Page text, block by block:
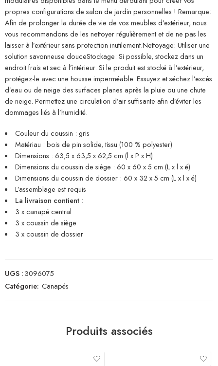
propres configurations de salon de jardin personnelles ! Remarque:
Afin de prolonger la durée de vie de vos meubles d’extérieur, nous
vous recommandons de les nettoyer régulièrement et de ne pas les
laisser à l’extérieur sans protection inutilement.Nettoyage: Utiliser une
solution savonneuse douceStockage: Si possible, stockez dans un
endroit frais et sec à l’intérieur. Si le produit est stocké à l’extérieur,
protégez-le avec une housse imperméable. Essuyez et séchez l’excès
d’eau ou de neige des surfaces planes après la pluie ou une chute
de neige. Permettez une circulation d’air suffisante afin d’éviter les
dommages liés à l’humidité.
Couleur du coussin : gris
Matériau : bois de pin solide, tissu (100 % polyester)
Dimensions : 63,5 x 63,5 x 62,5 cm (l x P x H)
Dimensions du coussin de siège : 60 x 60 x 5 cm (L x l x é)
Dimensions du coussin de dossier : 60 x 32 x 5 cm (L x l x é)
L’assemblage est requis
La livraison contient :
3 x canapé central
3 x coussin de siège
3 x coussin de dossier
UGS :3096075
Catégorie: Canapés
Produits associés